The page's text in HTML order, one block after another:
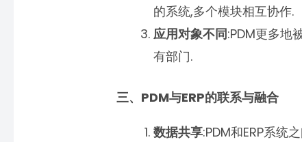
的系统,多个模块相互协作.
应用对象不同:PDM更多地
有部门.
三、PDM与ERP的联系与融合
数据共享:PDM和ERP系统